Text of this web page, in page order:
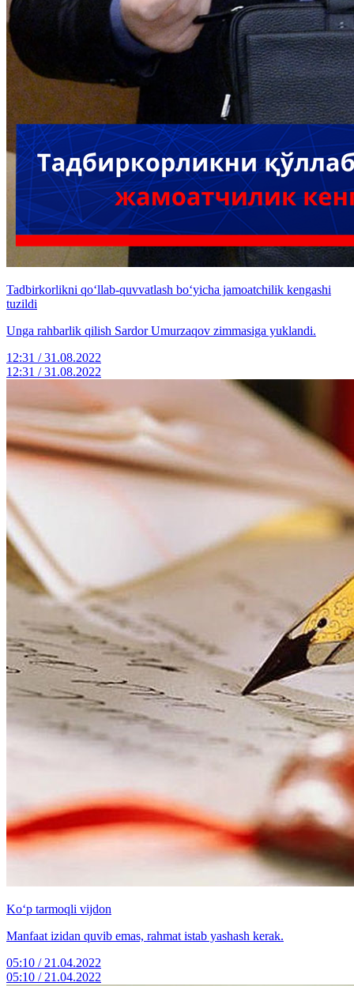
Tadbirkorlikni qo‘llab-quvvatlash bo‘yicha jamoatchilik kengashi
tuzildi
Unga rahbarlik qilish Sardor Umurzaqov zimmasiga yuklandi.
12:31 / 31.08.2022
12:31 / 31.08.2022
Ko‘p tarmoqli vijdon
Manfaat izidan quvib emas, rahmat istab yashash kerak.
05:10 / 21.04.2022
05:10 / 21.04.2022